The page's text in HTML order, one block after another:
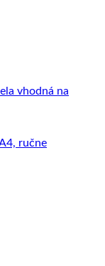
ručne